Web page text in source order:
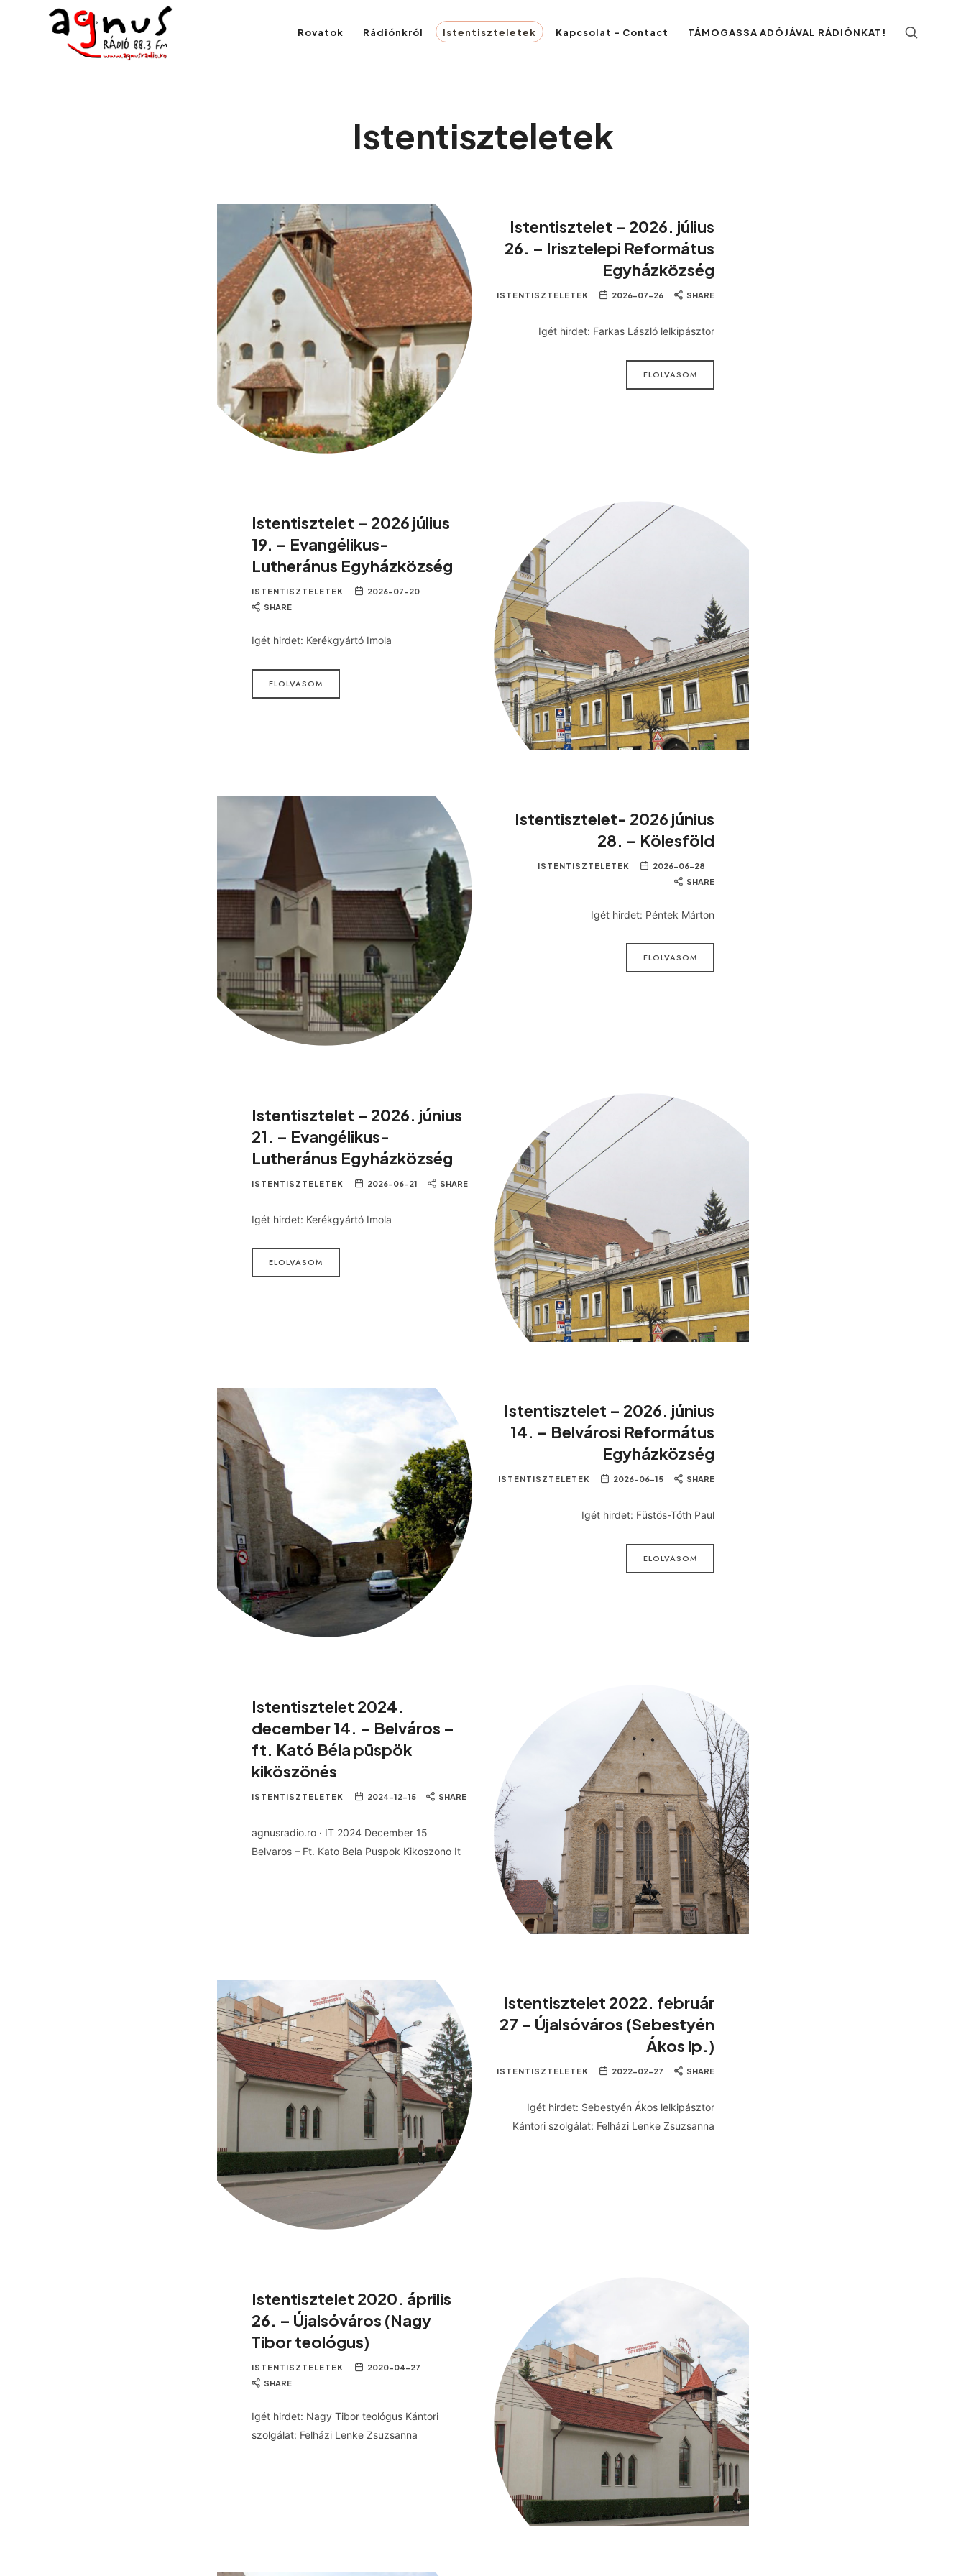
Agnus Rádió Rovatok Rádiónkról Istentiszteletek Kapcsolat – Contact TÁMOGASSA ADÓJÁVAL RÁDIÓNKAT!
Istentiszteletek
Istentisztelet – 2026. július
26. – Irisztelepi Református
Egyházközség
ISTENTISZTELETEK 2026-07-26 SHARE
Igét hirdet: Farkas László lelkipásztor
ELOLVASOM
Istentisztelet – 2026 július
19. – Evangélikus-
Lutheránus Egyházközség
ISTENTISZTELETEK
2026-07-20
SHARE
Igét hirdet: Kerékgyártó Imola
ELOLVASOM
Istentisztelet- 2026 június
28. – Kölesföld
ISTENTISZTELETEK
2026-06-28
SHARE
Igét hirdet: Péntek Márton
ELOLVASOM
Istentisztelet – 2026. június
21. – Evangélikus-
Lutheránus Egyházközség
ISTENTISZTELETEK 2026-06-21 SHARE
Igét hirdet: Kerékgyártó Imola
ELOLVASOM
Istentisztelet – 2026. június
14. – Belvárosi Református
Egyházközség
ISTENTISZTELETEK 2026-06-15 SHARE
Igét hirdet: Füstös-Tóth Paul
ELOLVASOM
Istentisztelet 2024.
december 14. – Belváros –
ft. Kató Béla püspök
kiköszönés
ISTENTISZTELETEK 2024-12-15 SHARE
agnusradio.ro · IT 2024 December 15
Belvaros – Ft. Kato Bela Puspok Kikoszono It
Istentisztelet 2022. február
27 – Újalsóváros (Sebestyén
Ákos lp.)
ISTENTISZTELETEK 2022-02-27 SHARE
Igét hirdet: Sebestyén Ákos lelkipásztor
Kántori szolgálat: Felházi Lenke Zsuzsanna
Istentisztelet 2020. április
26. – Újalsóváros (Nagy
Tibor teológus)
ISTENTISZTELETEK
2020-04-27
SHARE
Igét hirdet: Nagy Tibor teológus Kántori
szolgálat: Felházi Lenke Zsuzsanna